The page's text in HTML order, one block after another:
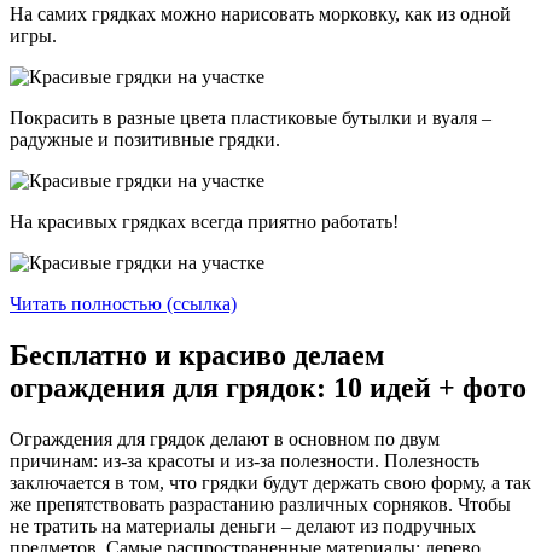
На самих грядках можно нарисовать морковку, как из одной
игры.
Покрасить в разные цвета пластиковые бутылки и вуаля –
радужные и позитивные грядки.
На красивых грядках всегда приятно работать!
Читать полностью (ссылка)
Бесплатно и красиво делаем
ограждения для грядок: 10 идей + фото
Ограждения для грядок делают в основном по двум
причинам: из-за красоты и из-за полезности. Полезность
заключается в том, что грядки будут держать свою форму, а так
же препятствовать разрастанию различных сорняков. Чтобы
не тратить на материалы деньги – делают из подручных
предметов. Самые распространенные материалы: дерево,